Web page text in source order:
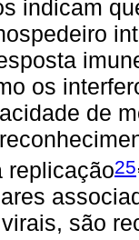
indicam
os
de
replicação25
são